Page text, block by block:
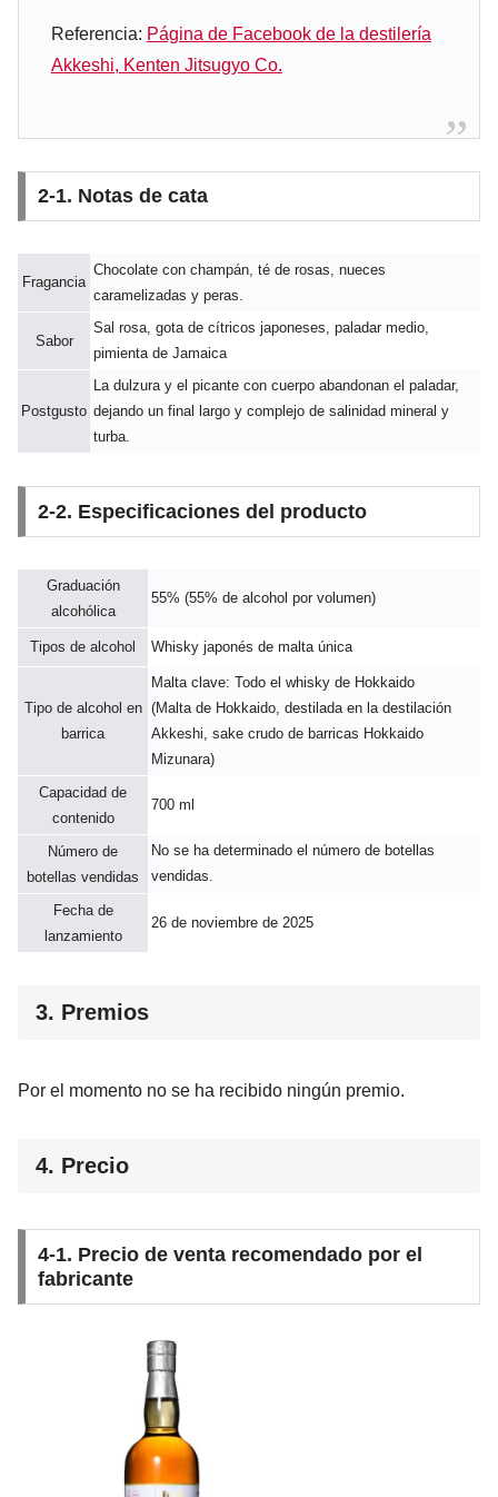
Referencia: Página de Facebook de la destilería
Akkeshi, Kenten Jitsugyo Co.
2-1. Notas de cata
Fragancia
Chocolate con champán, té de rosas, nueces
caramelizadas y peras.
Sabor
Sal rosa, gota de cítricos japoneses, paladar medio,
pimienta de Jamaica
Postgusto
La dulzura y el picante con cuerpo abandonan el paladar,
dejando un final largo y complejo de salinidad mineral y
turba.
2-2. Especificaciones del producto
Graduación
alcohólica
55% (55% de alcohol por volumen)
Tipos de alcohol Whisky japonés de malta única
Tipo de alcohol en
barrica
Malta clave: Todo el whisky de Hokkaido
(Malta de Hokkaido, destilada en la destilación
Akkeshi, sake crudo de barricas Hokkaido
Mizunara)
Capacidad de
contenido
700 ml
Número de
botellas vendidas
No se ha determinado el número de botellas
vendidas.
Fecha de
lanzamiento
26 de noviembre de 2025
3. Premios
Por el momento no se ha recibido ningún premio.
4. Precio
4-1. Precio de venta recomendado por el
fabricante